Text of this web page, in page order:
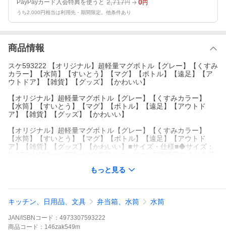
PayPayカード入会特典を使うと 2,717円 0円
うち2,000円相当は利用先・期間限定。他条件あり
商品情報
スケ593222 【オリジナル】超軽量マグボトル【グレー】【くすみ
カラー】【水筒】【すいとう】【マグ】【ボトル】【遠足】【ア
ウトドア】【雑貨】【グッズ】【かわいい】
【オリジナル】超軽量マグボトル【グレー】【くすみカラー】
【水筒】【すいとう】【マグ】【ボトル】【遠足】【アウトド
ア】【雑貨】【グッズ】【かわいい】
【オリジナル】超軽量マグボトル【グレー】【くすみカラー】
【水筒】【すいとう】【マグ】【ボトル】【遠足】【アウトド
ア】【雑貨】【グッズ】【かわいい】■サイズ・仕様■◆サイズ：
ア】【雑貨】【グッズ】【かわいい】■サイズ・仕様■◆サイズ：
待ち・欠品になる場合がございます。予めご了承下さいますよう
お願いいたします。
もっと見る
キッチン、日用品、文具 弁当箱、水筒 水筒
JAN/ISBNコード： 4973307593222
商品 コード： 146zak549m